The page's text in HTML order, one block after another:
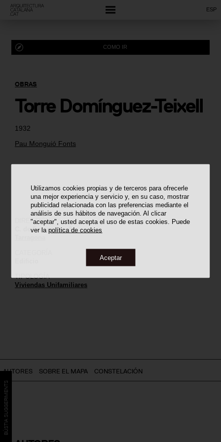
Utilizamos cookies propias y de terceros para ofrecerle
una mejor experiencia y servicio y, en su caso, mostrar
publicidad relacionada con las preferencias mediante el
análisis de sus hábitos de navegación. Al clicar
"aceptar", usted acepta el uso de estas cookies. Puede
ver lapolítica de cookies
Aceptar
ESP
1932
Pau Monguió Fonts
OBRAS
Torre Domínguez-Teixell
COMO IR
DIRECCIÓN
C. de Saragossa, 8
TIPOLOGÍA
Viviendas Unifamiliares
AUTORES SOBRE EL MAPA CONSTELACIÓN
BÚSTIA SUGGERIMENTS